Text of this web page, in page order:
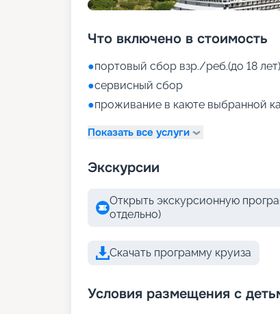
Что включено в стоимость
●портовый сбор взр./реб.(до 18 лет)
●сервисный сбор
●проживание в каюте выбранной
Показать все услуги
Экскурсии
Открыть экскурсионную
отдельно)
Скачать программу круиза
Условия размещения с